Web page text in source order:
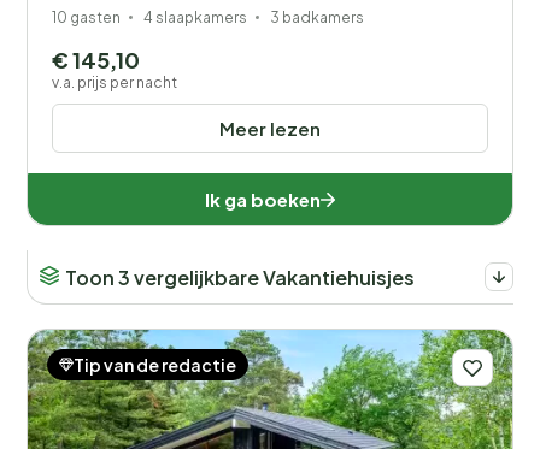
10 gasten 4 slaapkamers 3 badkamers
Meer lezen
€ 145,10
v.a. prijs per nacht
Ik ga boeken
Toon 3 vergelijkbare Vakantiehuisjes
Tip van de redactie